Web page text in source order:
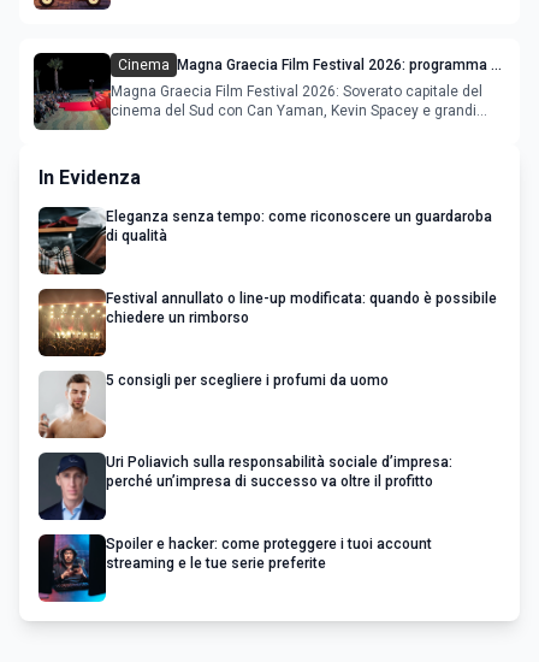
Cinema Magna Graecia Film Festival 2026: programma e
star internazionali
Magna Graecia Film Festival 2026: Soverato capitale del
cinema del Sud con Can Yaman, Kevin Spacey e grandi
In Evidenza
Eleganza senza tempo: come riconoscere un guardaroba
di qualità
Festival annullato o line-up modificata: quando è possibile
chiedere un rimborso
5 consigli per scegliere i profumi da uomo
Uri Poliavich sulla responsabilità sociale d’impresa:
perché un’impresa di successo va oltre il profitto
Spoiler e hacker: come proteggere i tuoi account
streaming e le tue serie preferite